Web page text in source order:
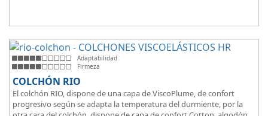
Adaptabilidad
Firmeza
COLCHÓN RIO
El colchón RIO, dispone de una capa de ViscoPlume, de confort
progresivo según se adapta la temperatura del durmiente, por la